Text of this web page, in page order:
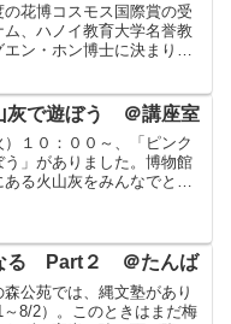
の花博コスモス国際賞の受
ム、ハノイ教育大学名誉教
ン・ホン博士に決まり、
（最近では乱開発）で壊滅
たマングロ...
灰で遊ぼう ＠講座室
）１０：００～、「ピンク
う」がありました。博物館
る火山灰をみんなでとり
は広く涼しく、楽しい工作
先生の火山...
る Part２ ＠たんば
公苑では、縄文塾があり
～8/2）。このときはまだ梅